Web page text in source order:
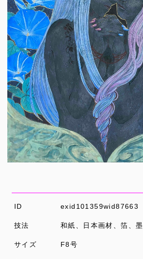
ID exid101359wid87663
技法 和紙、日本画材、箔、墨
サイズ F8号